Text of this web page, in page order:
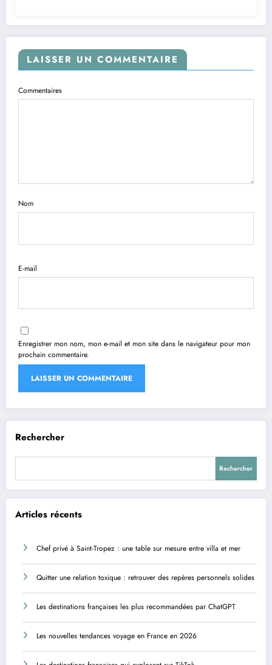
LAISSER UN COMMENTAIRE
Commentaires
Nom
E-mail
Enregistrer mon nom, mon e-mail et mon site dans le navigateur pour mon
prochain commentaire.
Rechercher
Rechercher
Articles récents
Chef privé à Saint-Tropez : une table sur mesure entre villa et mer
Quitter une relation toxique : retrouver des repères personnels solides
Les destinations françaises les plus recommandées par ChatGPT
Les nouvelles tendances voyage en France en 2026